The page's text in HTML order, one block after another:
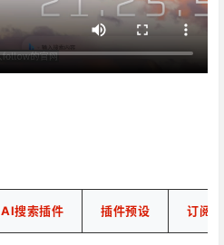
AI搜索插件 插件预设 订阅